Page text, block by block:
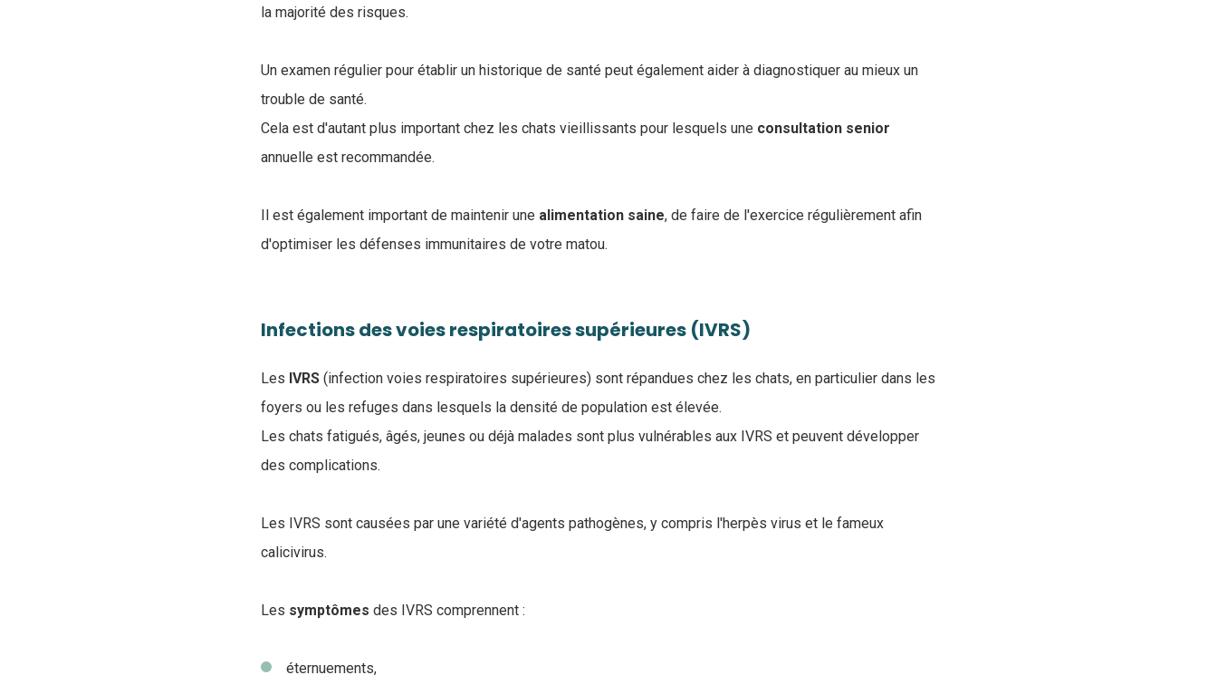
la majorité des risques.
Un examen régulier pour établir un historique de santé peut également aider à diagnostiquer au mieux un
trouble de santé.
Cela est d'autant plus important chez les chats vieillissants pour lesquels une consultation senior
annuelle est recommandée.
Il est également important de maintenir une alimentation saine, de faire de l'exercice régulièrement afin
d'optimiser les défenses immunitaires de votre matou.
Infections des voies respiratoires supérieures (IVRS)
Les IVRS (infection voies respiratoires supérieures) sont répandues chez les chats, en particulier dans les
foyers ou les refuges dans lesquels la densité de population est élevée.
Les chats fatigués, âgés, jeunes ou déjà malades sont plus vulnérables aux IVRS et peuvent développer
des complications.
Les IVRS sont causées par une variété d'agents pathogènes, y compris l'herpès virus et le fameux
calicivirus.
Les symptômes des IVRS comprennent :
éternuements,